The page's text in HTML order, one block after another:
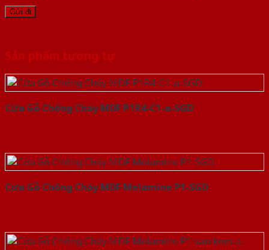
Sản phẩm tương tự
Cửa Gỗ Chống Cháy MDF P1R4-C1-a-SGD
Cửa Gỗ Chống Cháy MDF Melamine P1-SGD